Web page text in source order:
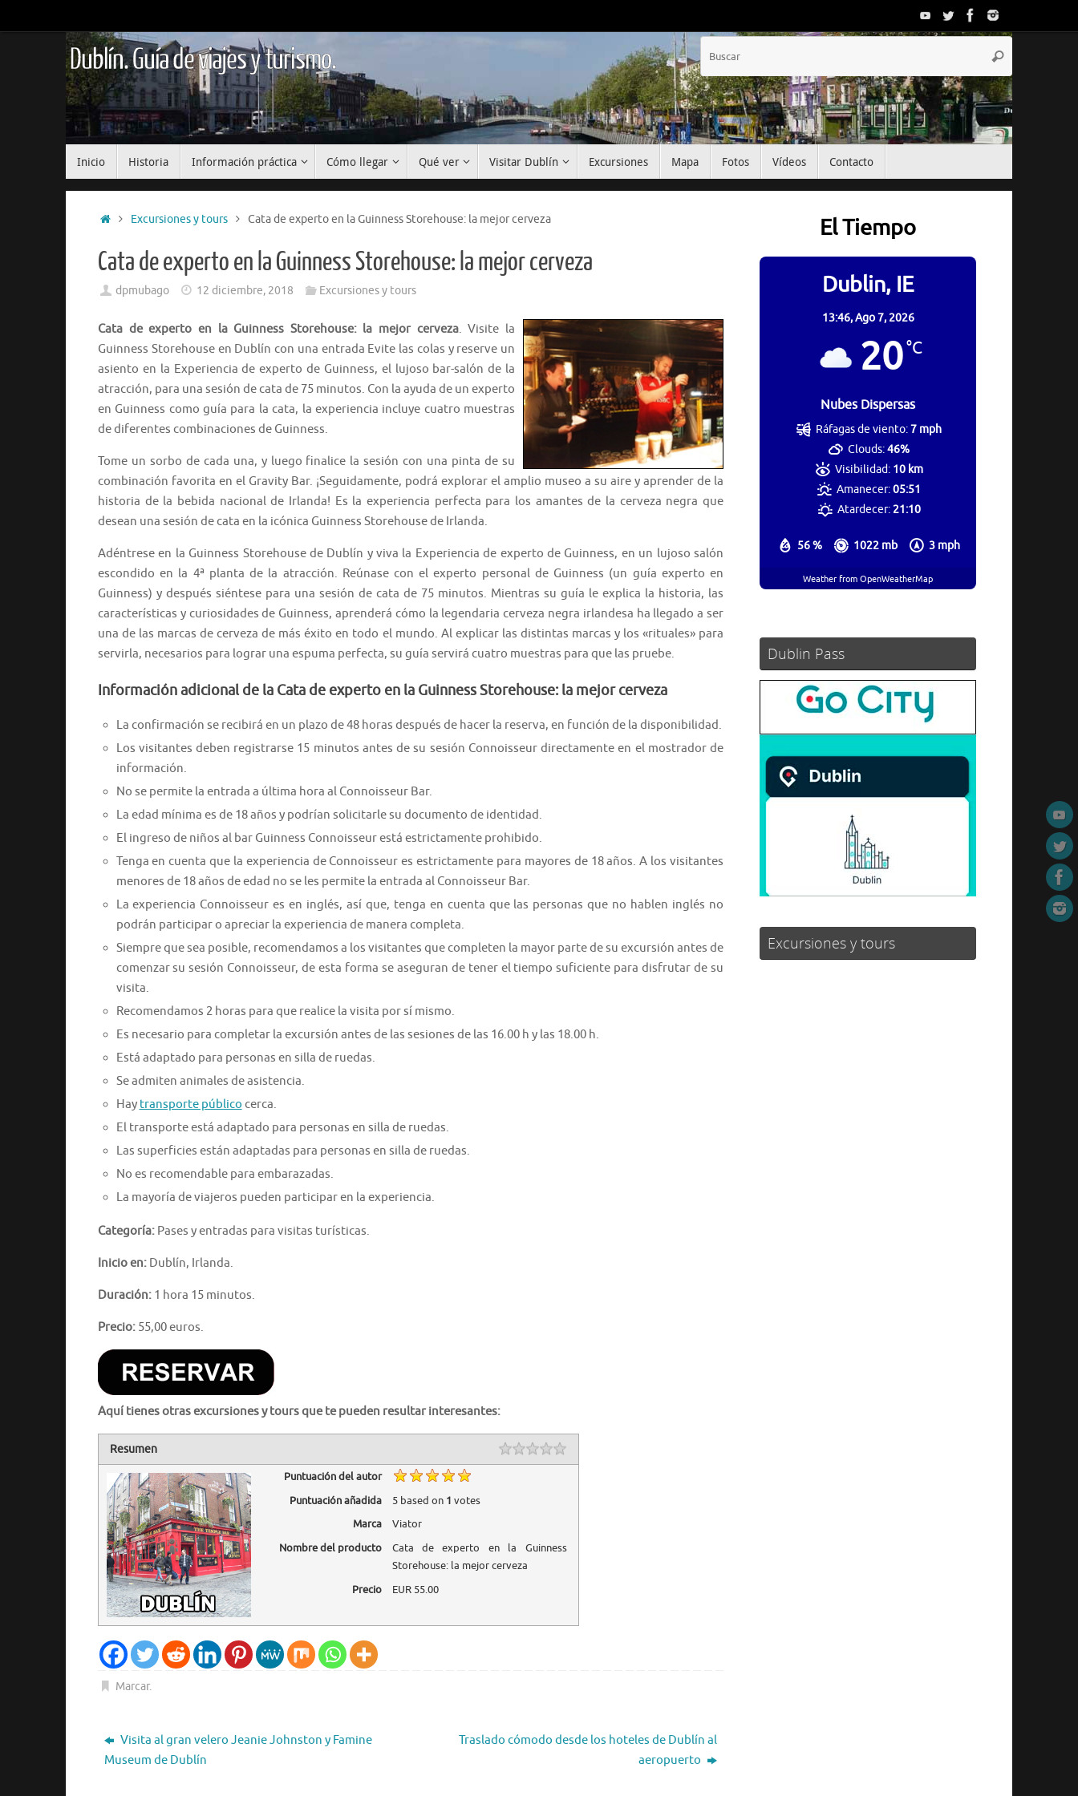
al
Dublín. Guía de viajes y turismo. Buscar
Inicio Historia Información práctica Cómo llegar Qué ver Visitar Dublín Excursiones Mapa Fotos Vídeos Contacto
InicioExcursiones y tours Cata de experto en la Guinness Storehouse: la mejor cerveza
Cata de experto en la Guinness Storehouse: la mejor cerveza
dpmubago 12 diciembre, 2018 Excursiones y tours
Cata de experto en la Guinness Storehouse: la mejor cerveza. Visite la
Guinness Storehouse en Dublín con una entrada Evite las colas y reserve un
asiento en la Experiencia de experto de Guinness, el lujoso bar-salón de la
atracción, para una sesión de cata de 75 minutos. Con la ayuda de un experto
en Guinness como guía para la cata, la experiencia incluye cuatro muestras
de diferentes combinaciones de Guinness.
Tome un sorbo de cada una, y luego finalice la sesión con una pinta de su
combinación favorita en el Gravity Bar. ¡Seguidamente, podrá explorar el amplio museo a su aire y aprender de la
historia de la bebida nacional de Irlanda! Es la experiencia perfecta para los amantes de la cerveza negra que
desean una sesión de cata en la icónica Guinness Storehouse de Irlanda.
Adéntrese en la Guinness Storehouse de Dublín y viva la Experiencia de experto de Guinness, en un lujoso salón
escondido en la 4ª planta de la atracción. Reúnase con el experto personal de Guinness (un guía experto en
Guinness) y después siéntese para una sesión de cata de 75 minutos. Mientras su guía le explica la historia, las
características y curiosidades de Guinness, aprenderá cómo la legendaria cerveza negra irlandesa ha llegado a ser
una de las marcas de cerveza de más éxito en todo el mundo. Al explicar las distintas marcas y los «rituales» para
servirla, necesarios para lograr una espuma perfecta, su guía servirá cuatro muestras para que las pruebe.
Información adicional de la Cata de experto en la Guinness Storehouse: la mejor cerveza
La confirmación se recibirá en un plazo de 48 horas después de hacer la reserva, en función de la disponibilidad.
Los visitantes deben registrarse 15 minutos antes de su sesión Connoisseur directamente en el mostrador de
información.
No se permite la entrada a última hora al Connoisseur Bar.
La edad mínima es de 18 años y podrían solicitarle su documento de identidad.
El ingreso de niños al bar Guinness Connoisseur está estrictamente prohibido.
Tenga en cuenta que la experiencia de Connoisseur es estrictamente para mayores de 18 años. A los visitantes
menores de 18 años de edad no se les permite la entrada al Connoisseur Bar.
La experiencia Connoisseur es en inglés, así que, tenga en cuenta que las personas que no hablen inglés no
podrán participar o apreciar la experiencia de manera completa.
Siempre que sea posible, recomendamos a los visitantes que completen la mayor parte de su excursión antes de
comenzar su sesión Connoisseur, de esta forma se aseguran de tener el tiempo suficiente para disfrutar de su
visita.
Recomendamos 2 horas para que realice la visita por sí mismo.
Es necesario para completar la excursión antes de las sesiones de las 16.00 h y las 18.00 h.
Está adaptado para personas en silla de ruedas.
Se admiten animales de asistencia.
Hay transporte público cerca.
El transporte está adaptado para personas en silla de ruedas.
Las superficies están adaptadas para personas en silla de ruedas.
No es recomendable para embarazadas.
La mayoría de viajeros pueden participar en la experiencia.
Categoría: Pases y entradas para visitas turísticas.
Inicio en: Dublín, Irlanda.
Duración: 1 hora 15 minutos.
Precio: 55,00 euros.
Aquí tienes otras excursiones y tours que te pueden resultar interesantes:
Resumen
Puntuación del autor
Puntuación añadida
5based on 1 votes
Marca
Viator
Nombre del producto
Cata de experto en la Guinness
Storehouse: la mejor cerveza
Precio
EUR55.00
Marcar.
Visita al gran velero Jeanie Johnston y Famine
Museum de Dublín
Traslado cómodo desde los hoteles de Dublín al
aeropuerto
El Tiempo
Dublin, IE
13:46,Ago 7, 2026
20°C
Nubes Dispersas
56 % 1022 mb 3 mph
Ráfagas de viento:7 mph
Clouds:46%
Visibilidad: 10 km
Amanecer:05:51
Atardecer:21:10
Weather from OpenWeatherMap
Dublin Pass
Excursiones y tours